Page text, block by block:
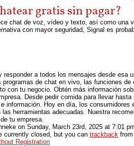
gratis sin pagar?
chat de voz, vídeo y texto, así como una
con mayor seguridad, Signal es
responder a todos los mensajes desde
programas de chat en vivo, las funciones
con tu negocio. Obtén más información
Desde pedir comida para llevar
información. Hoy en día, los
herramientas adecuadas. Nuestra
tu empresa.
on Sunday, March 23rd, 2025 at 7:01
currently closed, but you can trackback
Registration